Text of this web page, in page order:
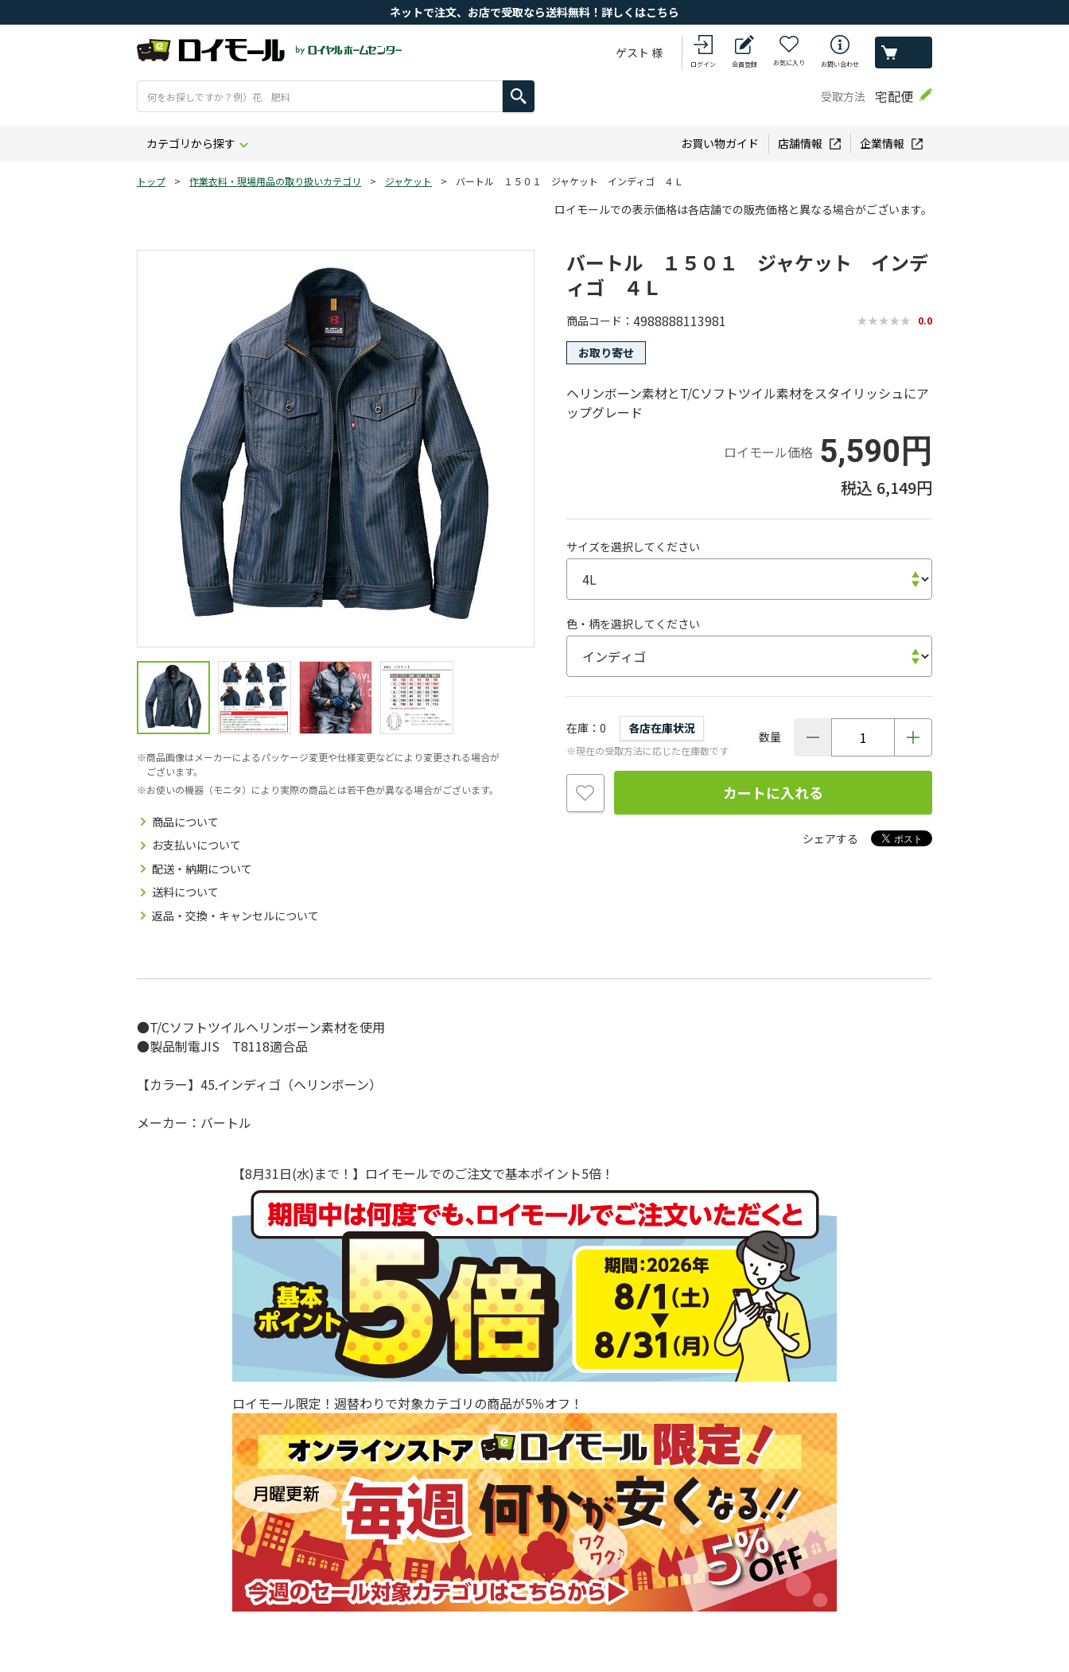
ネットで注文、お店で受取なら送料無料！詳しくはこちら
ゲスト 様
ログイン 会員登録 お気に入り お問い合わせ
受取方法 宅配便
カテゴリから探す お買い物ガイド 店舗情報 企業情報
トップ > 作業衣料・現場用品の取り扱いカテゴリ > ジャケット > バートル １５０１ ジャケット インディゴ ４Ｌ
ロイモールでの表示価格は各店舗での販売価格と異なる場合がございます。
商品画像はメーカーによるパッケージ変更や仕様変更などにより変更される場合が
ございます。
お使いの機器（モニタ）により実際の商品とは若干色が異なる場合がございます。
商品について
お支払いについて
配送・納期について
送料について
返品・交換・キャンセルについて
バートル １５０１ ジャケット インデ
ィゴ ４Ｌ
商品コード 4988888113981 0.0
お取り寄せ
ヘリンボーン素材とT/Cソフトツイル素材をスタイリッシュにア
ップグレード
ロイモール価格 5,590円
6,149円
サイズを選択してください
色・柄を選択してください
在庫 0 各店在庫状況
※現在の受取方法に応じた在庫数です
数量
カートに入れる
シェアする
●T/Cソフトツイルヘリンボーン素材を使用
●製品制電JIS T8118適合品
【カラー】45.インディゴ（ヘリンボーン）
メーカー：バートル
【8月31日(水)まで！】ロイモールでのご注文で基本ポイント5倍！
ロイモール限定！週替わりで対象カテゴリの商品が5％オフ！